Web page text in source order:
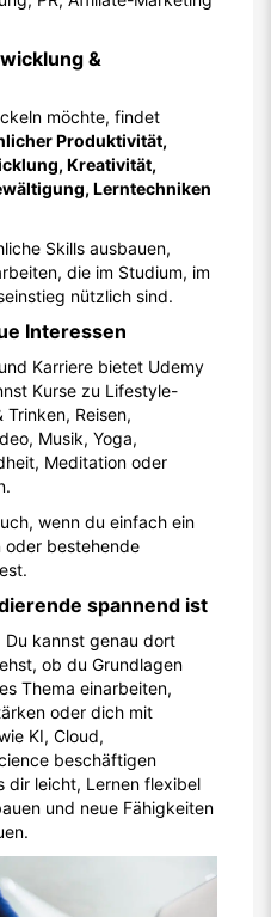
&
möchte, findet
Produktivität,
Kreativität,
Lerntechniken
Skills ausbauen,
die im Studium, im
nützlich sind.
Interessen
Karriere bietet Udemy
Kurse zu Lifestyle-
Trinken, Reisen,
Musik, Yoga,
Meditation oder
wenn du einfach ein
oder bestehende
spannend ist
Du kannst genau dort
ob du Grundlagen
Thema einarbeiten,
oder dich mit
KI, Cloud,
beschäftigen
dir leicht, Lernen flexibel
und neue Fähigkeiten